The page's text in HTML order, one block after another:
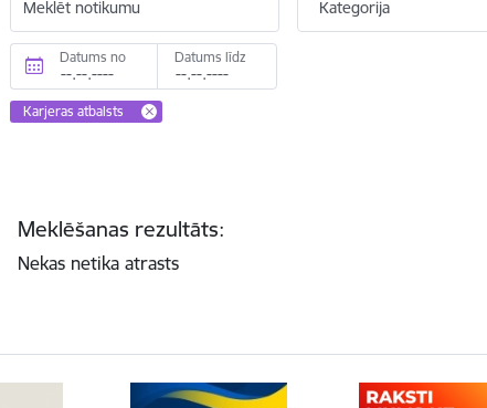
Meklēt notikumu Kategorija
Datums no Datums līdz
Karjeras atbalsts
Meklēšanas rezultāts:
Nekas netika atrasts